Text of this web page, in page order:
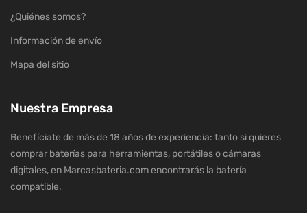
¿Quiénes somos?
Información de envío
Mapa del sitio
Nuestra Empresa
Benefíciate de más de 18 años de experiencia: tanto si quieres
comprar baterías para herramientas, portátiles o cámaras
digitales, en Marcasbateria.com encontrarás la batería
compatible.